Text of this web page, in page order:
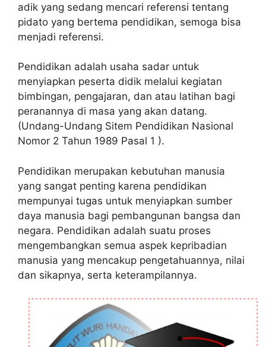
adik yang sedang mencari referensi tentang
pidato yang bertema pendidikan, semoga bisa
menjadi referensi.
Pendidikan adalah usaha sadar untuk
menyiapkan peserta didik melalui kegiatan
bimbingan, pengajaran, dan atau latihan bagi
peranannya di masa yang akan datang.
(Undang-Undang Sitem Pendidikan Nasional
Nomor 2 Tahun 1989 Pasal 1 ).
Pendidikan merupakan kebutuhan manusia
yang sangat penting karena pendidikan
mempunyai tugas untuk menyiapkan sumber
daya manusia bagi pembangunan bangsa dan
negara. Pendidikan adalah suatu proses
mengembangkan semua aspek kepribadian
manusia yang mencakup pengetahuannya, nilai
dan sikapnya, serta keterampilannya.